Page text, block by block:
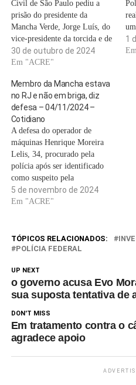
Civil de São Paulo pediu a
prisão do presidente da
Mancha Verde, Jorge Luís, do
vice-presidente da torcida e de
outros quatro integrantes da
torcida organizada pela
rodovia Fernão Dias, em
Mairiporã, no último domingo
(27). O ataque a dois ônibus…
30 de outubro de 2024
Em "ACRE"
1
Membro da Mancha estava
no RJ e não em briga, diz
defesa – 04/11/2024 –
Cotidiano
A defesa do operador de
máquinas Henrique Moreira
Lelis, 34, procurado pela
polícia após ser identificado
como suspeito pela
investigação que apura uma
emboscada da Mancha
negou que seu cliente tenha
participado da confusão que
José Victor Miranda,…
5 de novembro de 2024
Em "ACRE"
TÓPICOS RELACIONADOS:
POLÍCIA FEDERAL
UP NEXT
o governo acusa Evo
sua suposta tentativa de
DON'T MISS
Em tratamento contra o
agradece apoio